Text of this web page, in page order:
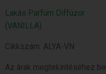
Lakás Parfüm Diffúzor
(VANILLA)
Cikkszám: ALYA-VN
Az árak megtekintéséhez be